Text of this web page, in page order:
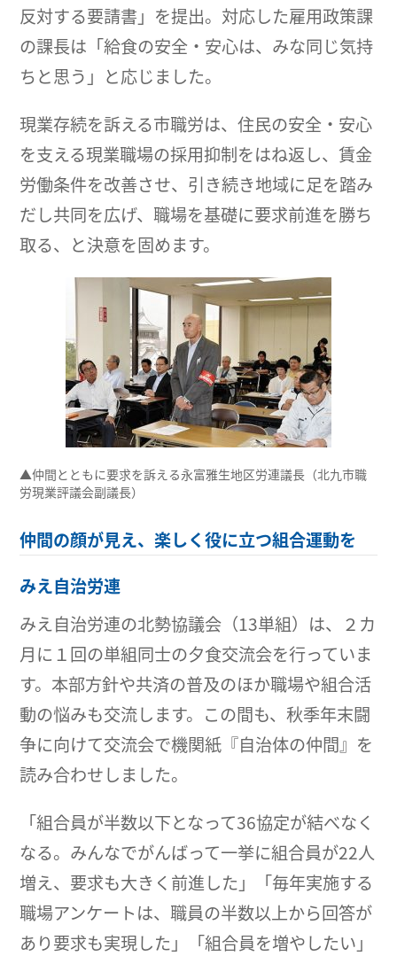
反対する要請書」を提出。対応した雇用政策課
の課長は「給食の安全・安心は、みな同じ気持
ちと思う」と応じました。
現業存続を訴える市職労は、住民の安全・安心
を支える現業職場の採用抑制をはね返し、賃金
労働条件を改善させ、引き続き地域に足を踏み
だし共同を広げ、職場を基礎に要求前進を勝ち
取る、と決意を固めます。
▲仲間とともに要求を訴える永富雅生地区労連議長（北九市職
労現業評議会副議長）
仲間の顔が見え、楽しく役に立つ組合運動を
みえ自治労連
みえ自治労連の北勢協議会（13単組）は、２カ
月に１回の単組同士の夕食交流会を行っていま
す。本部方針や共済の普及のほか職場や組合活
動の悩みも交流します。この間も、秋季年末闘
争に向けて交流会で機関紙『自治体の仲間』を
読み合わせしました。
「組合員が半数以下となって36協定が結べなく
なる。みんなでがんばって一挙に組合員が22人
増え、要求も大きく前進した」「毎年実施する
職場アンケートは、職員の半数以上から回答が
あり要求も実現した」「組合員を増やしたい」